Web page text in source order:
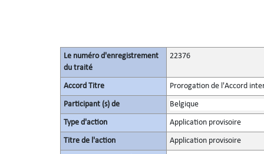
Le numéro d'enregistrement
du traité
22376
Accord Titre Prorogation de l'Accord
Participant (s) de Belgique
Type d'action Application provisoire
Titre de l'action Application provisoire